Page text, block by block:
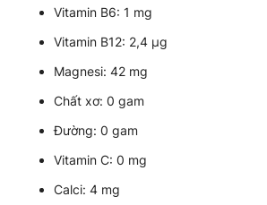
Vitamin B6: 1 mg
Vitamin B12: 2,4 µg
Magnesi: 42 mg
Chất xơ: 0 gam
Đường: 0 gam
Vitamin C: 0 mg
Calci: 4 mg